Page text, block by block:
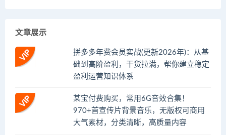
文章展示
拼多多年费会员实战(更新2026年)：从基
础到高阶盈利，干货拉满，帮你建立稳定
盈利运营知识体系
某宝付费购买，常用6G音效合集！
970+首宣传片背景音乐，无版权可商用
大气素材，分类清晰，高质量内容